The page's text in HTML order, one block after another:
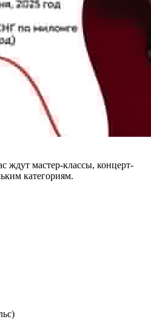
ждут мастер-классы, концерт-
категориям.